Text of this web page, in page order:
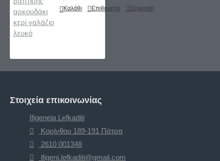
Καλάθι Επιθυμητό Σύγκριση
Στοιχεία επικοινωνίας
Ifigeneia Lefkaditi
Κορίνθου 189-191 Πάτρα
2610 001348
ifigeni.lefkaditi@gmail.com